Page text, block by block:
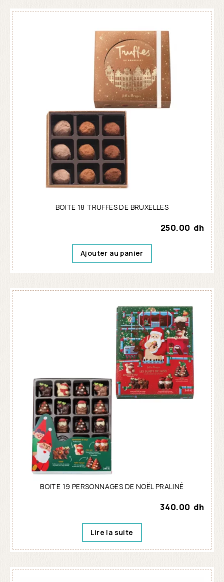
BOITE 18 TRUFFES DE BRUXELLES
250.00 dh
Ajouter au panier
BOITE 19 PERSONNAGES DE NOËL PRALINÉ
340.00 dh
Lire la suite